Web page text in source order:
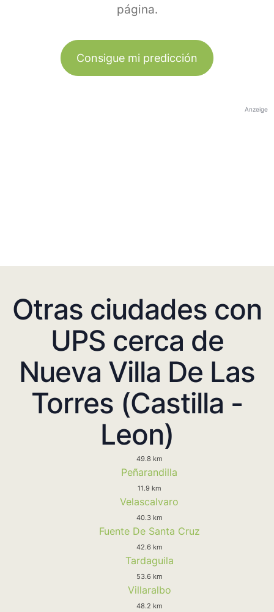
página.
Consigue mi predicción
Anzeige
Otras ciudades con
UPS cerca de
Nueva Villa De Las
Torres (Castilla -
Leon)
49.8 km
Peñarandilla
11.9 km
Velascalvaro
40.3 km
Fuente De Santa Cruz
42.6 km
Tardaguila
53.6 km
Villaralbo
48.2 km